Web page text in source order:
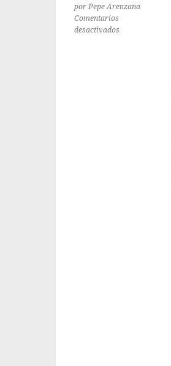
por Pepe Arenzana
Comentarios
desactivadosen